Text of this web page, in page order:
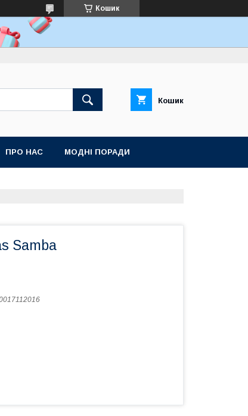
Кошик
Кошик
ПРО НАС МОДНІ ПОРАДИ
Samba